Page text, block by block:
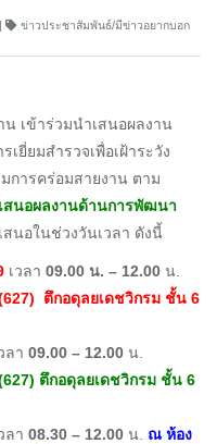
ข่าวประชาสัมพันธ์/มีข่าวอยากบอก
ข้าร่วมนำเสนอผลงาน
ยี่ยมสำรวจเพื่อเฝ้าระวัง
การคร่อมสายงาน ตาม
สนอผลงานด้านการพัฒนา
นอในช่วงวันเวลา ดังนี้
เวลา 09.00 น. – 12.00 น.
ตึกอดุลยเดชวิกรม ชั้น 6
ลา 09.00 – 12.00 น.
ตึกอดุลยเดชวิกรม ชั้น 6
ลา 08.30 – 12.00 น. ณ ห้อง